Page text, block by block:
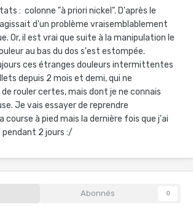
: colonne "à priori nickel". D'après le
d'un problème vraisemblablement
Or, il est vrai que suite à la manipulation le
au bas du dos s'est estompée.
ces étranges douleurs intermittentes
depuis 2 mois et demi, qui ne
rouler certes, mais dont je ne connais
Je vais essayer de reprendre
course à pied mais la dernière fois que j'ai
2 jours :/
Abonnés 0